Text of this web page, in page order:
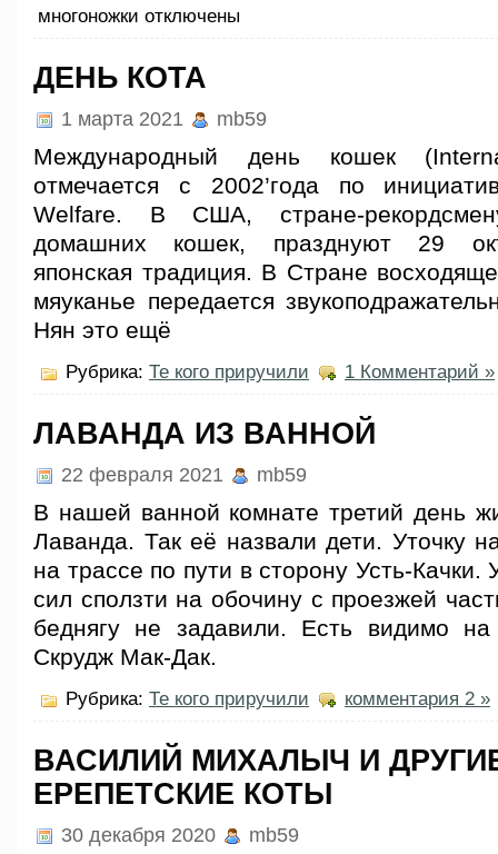
многоножки отключены
ДЕНЬ КОТА
1 марта 2021 mb59
Международный день кошек
отмечается с 2002’года по
Welfare. В США, стране-
домашних кошек, празднуют 29
японская традиция. В Стране
мяуканье передается
Нян это ещё
Рубрика: Те кого приручили 1 Комментарий »
ЛАВАНДА ИЗ ВАННОЙ
22 февраля 2021 mb59
В нашей ванной комнате третий день
Лаванда. Так её назвали дети. Уточку
на трассе по пути в сторону Усть-
сил сползти на обочину с проезжей
беднягу не задавили. Есть видимо
Скрудж Мак-Дак.
Рубрика: Те кого приручили комментария 2 »
ВАСИЛИЙ МИХАЛЫЧ И
ЕРЕПЕТСКИЕ КОТЫ
30 декабря 2020 mb59